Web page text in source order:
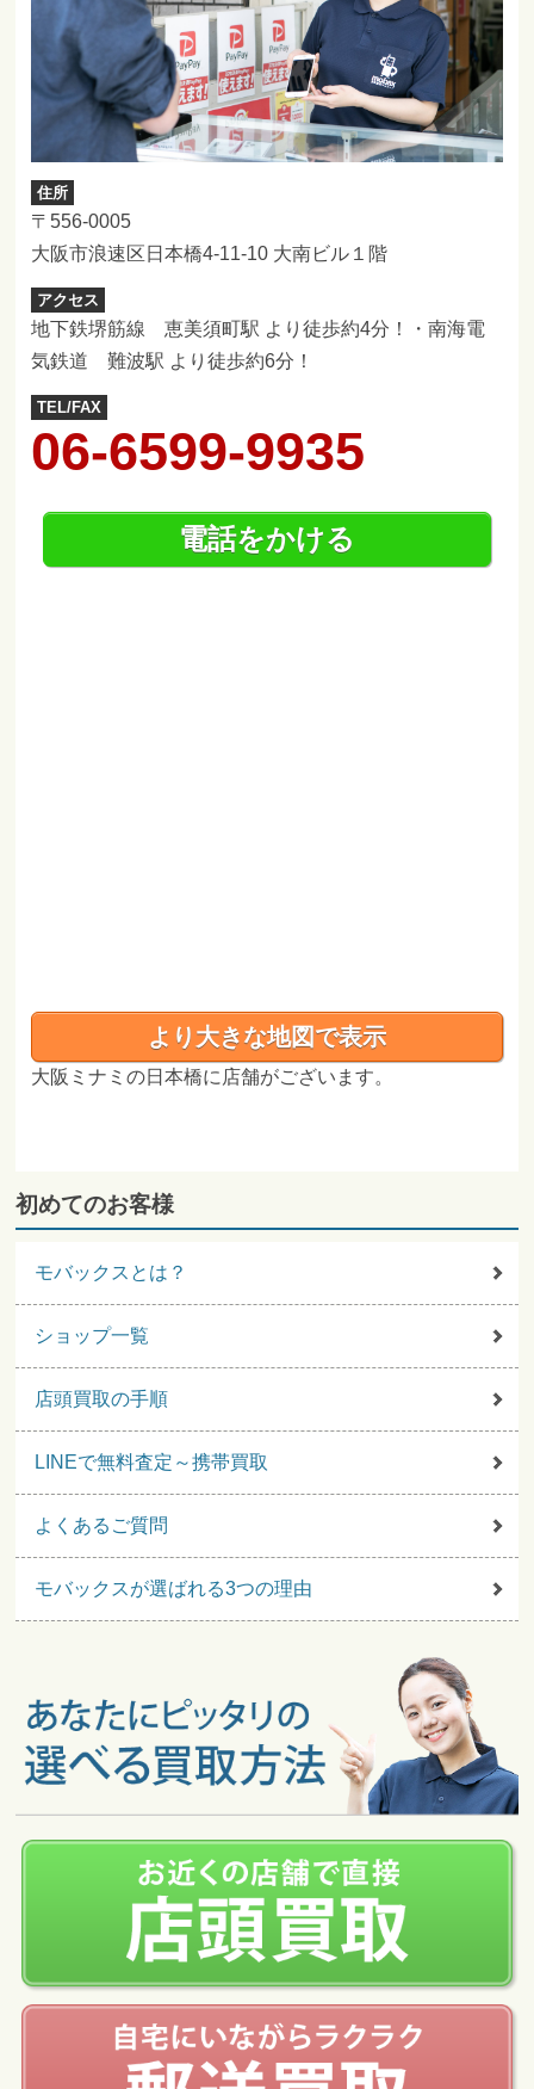
住所
〒556-0005
大阪市浪速区日本橋4-11-10 大南ビル１階
アクセス
地下鉄堺筋線 恵美須町駅 より徒歩約4分！・南海電
気鉄道 難波駅 より徒歩約6分！
TEL/FAX
06-6599-9935
電話をかける
より大きな地図で表示
大阪ミナミの日本橋に店舗がございます。
初めてのお客様
モバックスとは？
ショップ一覧
店頭買取の手順
LINEで無料査定～携帯買取
よくあるご質問
モバックスが選ばれる3つの理由